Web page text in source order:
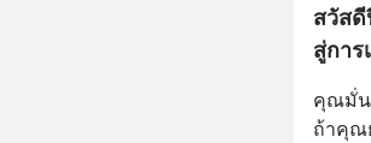
สวัส
สู่การ
คุณมั่น
ถ้าคุณ